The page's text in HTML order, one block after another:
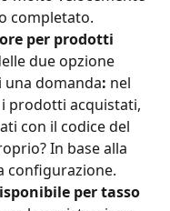
completato.
per prodotti
due opzione
una domanda: nel
prodotti acquistati,
con il codice del
In base alla
configurazione.
per tasso